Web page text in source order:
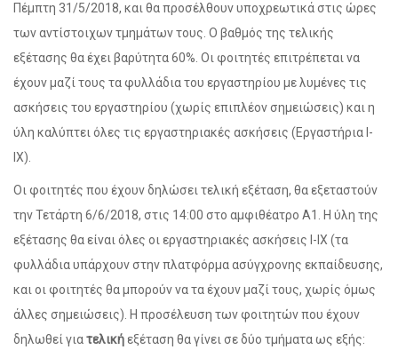
Πέμπτη 31/5/2018, και θα προσέλθουν υποχρεωτικά στις ώρες
των αντίστοιχων τμημάτων τους. Ο βαθμός της τελικής
εξέτασης θα έχει βαρύτητα 60%. Οι φοιτητές επιτρέπεται να
έχουν μαζί τους τα φυλλάδια του εργαστηρίου με λυμένες τις
ασκήσεις του εργαστηρίου (χωρίς επιπλέον σημειώσεις) και η
ύλη καλύπτει όλες τις εργαστηριακές ασκήσεις (Εργαστήρια Ι-
IX).
Οι φοιτητές που έχουν δηλώσει τελική εξέταση, θα εξεταστούν
την Τετάρτη 6/6/2018, στις 14:00 στο αμφιθέατρο Α1. Η ύλη της
εξέτασης θα είναι όλες οι εργαστηριακές ασκήσεις Ι-IX (τα
φυλλάδια υπάρχουν στην πλατφόρμα ασύγχρονης εκπαίδευσης,
και οι φοιτητές θα μπορούν να τα έχουν μαζί τους, χωρίς όμως
άλλες σημειώσεις). Η προσέλευση των φοιτητών που έχουν
δηλωθεί γιατελικήεξέταση θα γίνει σε δύο τμήματα ως εξής: